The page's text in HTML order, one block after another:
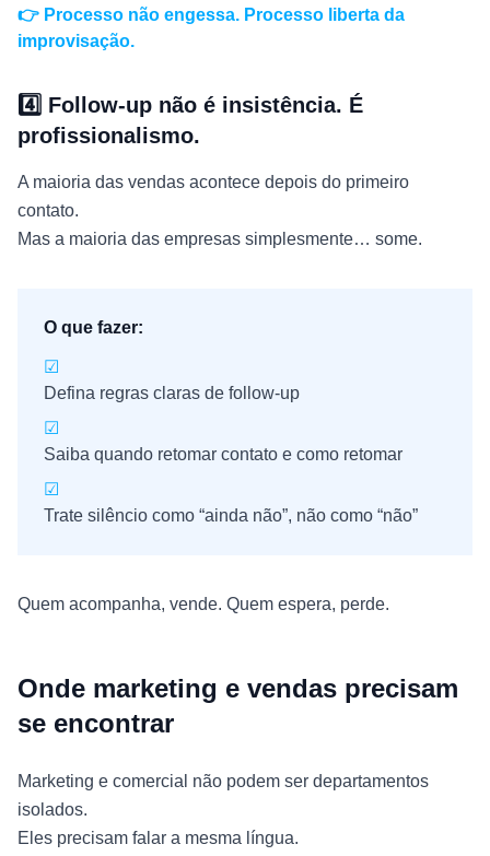
👉 Processo não engessa. Processo liberta da
improvisação.
4️⃣ Follow-up não é insistência. É
profissionalismo.
A maioria das vendas acontece depois do primeiro
contato.
Mas a maioria das empresas simplesmente… some.
O que fazer:
☑
Defina regras claras de follow-up
☑
Saiba quando retomar contato e como retomar
☑
Trate silêncio como “ainda não”, não como “não”
Quem acompanha, vende. Quem espera, perde.
Onde marketing e vendas precisam
se encontrar
Marketing e comercial não podem ser departamentos
isolados.
Eles precisam falar a mesma língua.